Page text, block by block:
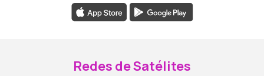
Redes de Satélites